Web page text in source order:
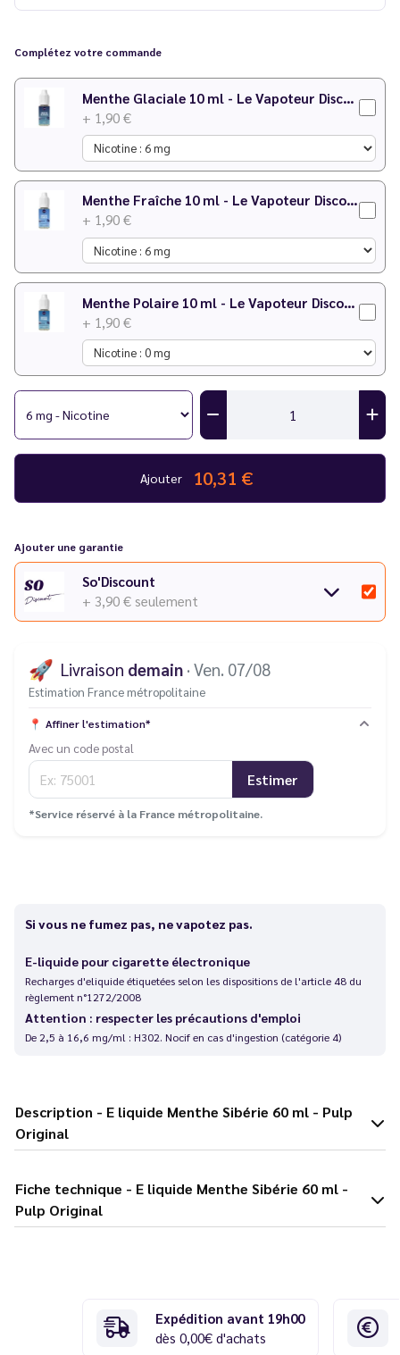
Pulp
-3 mg: flacon de 75 ml rempli à hauteur de 50 ml
accompagné d'un booster de nicotine dosé à 18mg/ml
: flacon de 75 ml rempli à hauteur de 40 ml
accompagné de deux boosters de nicotine dosés à 18mg/ml
Complétez votre commande
Menthe Glaciale 10 ml - Le Vapoteur Discount
+ 1,90 €
Menthe Fraîche 10 ml - Le Vapoteur Discount
+ 1,90 €
Menthe Polaire 10 ml - Le Vapoteur Discount
+ 1,90 €
Ajouter 10,31 €
Ajouter une garantie
So'Discount
+ 3,90 € seulement
🚀 Livraison demain · Ven. 07/08
Estimation France métropolitaine
📍 Affiner l'estimation*
Avec un code postal
Estimer
*Service réservé à la France métropolitaine.
Si vous ne fumez pas, ne vapotez pas.
E-liquide pour cigarette électronique
Recharges d'eliquide étiquetées selon les dispositions de l'article 48 du
règlement n°1272/2008
Attention : respecter les précautions d'emploi
De 2,5 à 16,6 mg/ml : H302. Nocif en cas d'ingestion (catégorie 4)
Description - E liquide Menthe Sibérie 60 ml - Pulp
Original
Fiche technique - E liquide Menthe Sibérie 60 ml -
Pulp Original
Expédition avant 19h00
dès 0,00€ d'achats